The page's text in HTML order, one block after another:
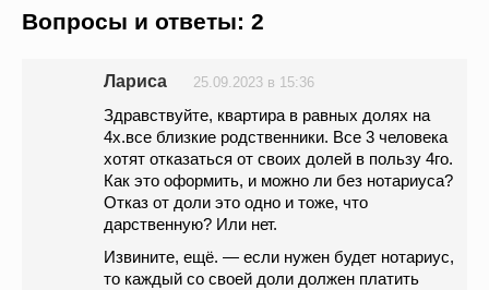
Вопросы и ответы: 2
Лариса 25.09.2023 в 15:36
Здравствуйте, квартира в равных долях на
4х.все близкие родственники. Все 3 человека
хотят отказаться от своих долей в пользу 4го.
Как это оформить, и можно ли без нотариуса?
Отказ от доли это одно и тоже, что
дарственную? Или нет.
Извините, ещё. — если нужен будет нотариус,
то каждый со своей доли должен платить